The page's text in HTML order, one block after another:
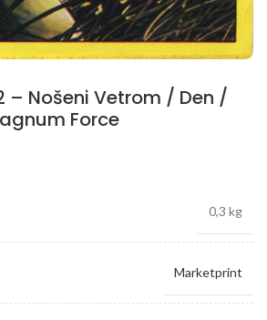
– Nošeni Vetrom / Den /
Force
0,3 kg
Marketprint